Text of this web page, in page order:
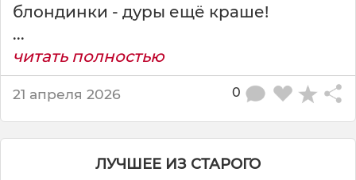
м
блондинки - дуры ещё краше!
...
читать полностью
21 апреля 2026 0
ЛУЧШЕЕ ИЗ СТАРОГО